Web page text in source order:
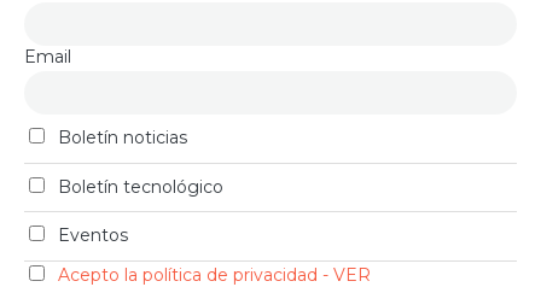
Email
Boletín noticias
Boletín tecnológico
Eventos
Acepto la política de privacidad - VER